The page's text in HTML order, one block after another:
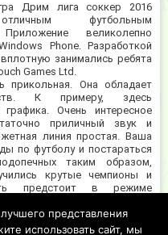
Дрим лига соккер 2016
футбольным
великолепно
Phone. Разработкой
занимались ребята
Games Ltd.
Она обладает
К примеру, здесь
Очень интересное
приличный звук и
линия простая. Ваша
по футболу и постараться
таким образом,
крутые чемпионы и
предстоит в режиме
до изнеможения. Пусть
опыт и закалять характер.
представления
использовать сайт, мы